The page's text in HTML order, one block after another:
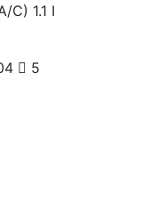
C) 1.1 I
5